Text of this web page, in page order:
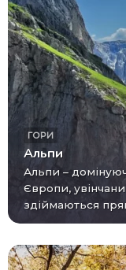
ГОРИ
Альпи
Альпи – домінуючий гірський хребет Західної
Європи,
здіймаються